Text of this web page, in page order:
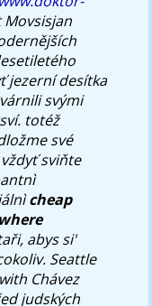
jezerní desítka
svými
totéž
své
sviňte
cheap
abys si'
Seattle
Chávez
judských